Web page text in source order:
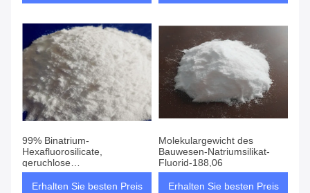
99% Binatrium-
Hexafluorosilicate,
geruchlose
Natriumsilikofluorid-
Lieferanten
Erhalten Sie besten Preis
Molekulargewicht des
Bauwesen-Natriumsilikat-
Fluorid-188,06
Erhalten Sie besten Preis